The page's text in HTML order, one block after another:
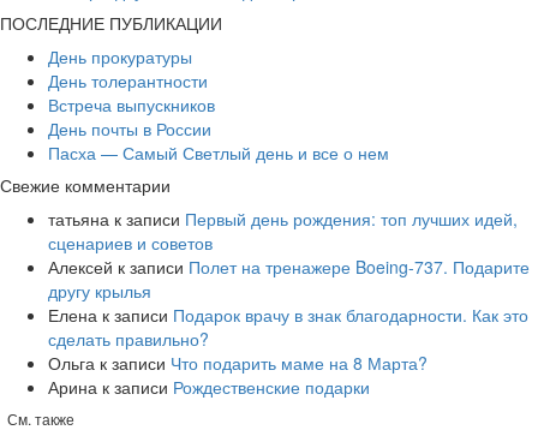
ПОСЛЕДНИЕ ПУБЛИКАЦИИ
День прокуратуры
День толерантности
Встреча выпускников
День почты в России
Пасха — Самый Светлый день и все о нем
Свежие комментарии
татьяна к записи Первый день рождения: топ лучших идей,
сценариев и советов
Алексей к записи ​Полет на тренажере Boeing-737. Подарите
другу крылья
Елена к записи Подарок врачу в знак благодарности. Как это
сделать правильно?
Ольга к записи Что подарить маме на 8 Марта?
Арина к записи Рождественские подарки
См. также